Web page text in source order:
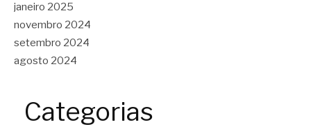
janeiro 2025
novembro 2024
setembro 2024
agosto 2024
Categorias